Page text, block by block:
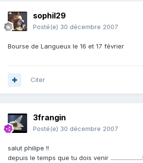
sophil29
Posté(e) 30 décembre 2007
Bourse de Langueux le 16 et 17 février
Citer
3frangin
Posté(e) 30 décembre 2007
salut philipe !!
depuis le temps que tu dois venir